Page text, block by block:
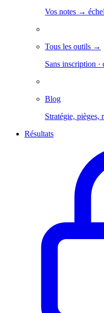
Vos notes →
Tous les outils →
Sans inscription ·
Blog
Stratégie, pièges,
Résultats